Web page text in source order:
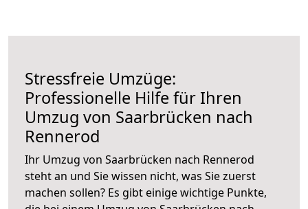
Stressfreie Umzüge:
Professionelle Hilfe für Ihren
Umzug von Saarbrücken nach
Rennerod
Ihr Umzug von Saarbrücken nach Rennerod
steht an und Sie wissen nicht, was Sie zuerst
machen sollen? Es gibt einige wichtige Punkte,